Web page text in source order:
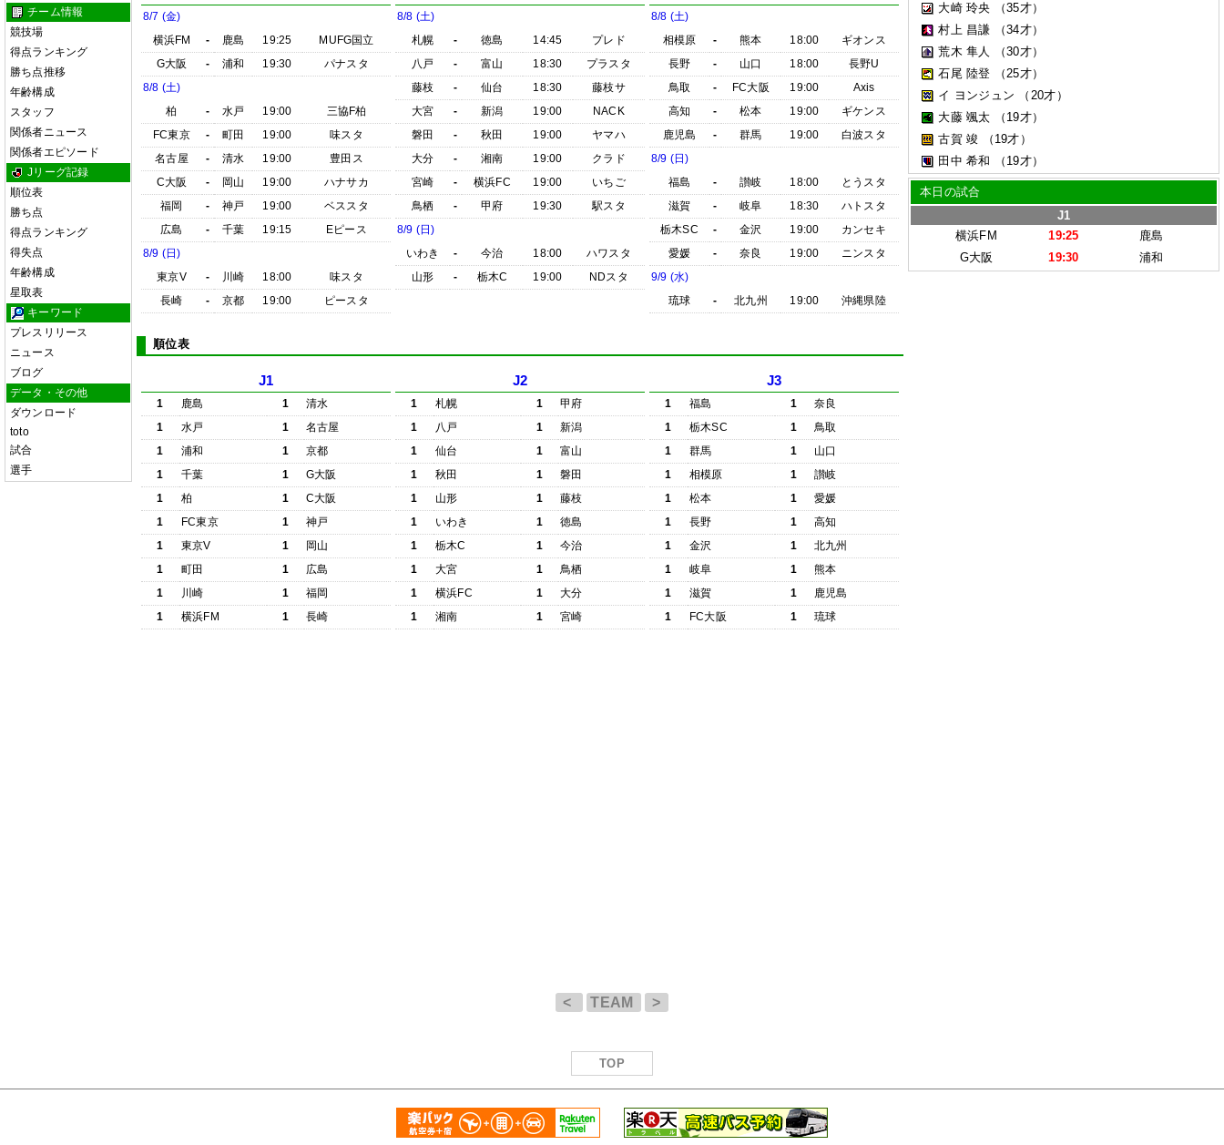
チーム情報
競技場
得点ランキング
勝ち点推移
年齢構成
スタッフ
関係者ニュース
関係者エピソード
Jリーグ記録
順位表
勝ち点
得点ランキング
得失点
年齢構成
星取表
キーワード
プレスリリース
ニュース
ブログ
データ・その他
ダウンロード
toto
試合
選手
8/7 (金)
横浜FM
- 鹿島 19:25
MUFG国立
G大阪
- 浦和 19:30
パナスタ
8/8 (土)
柏
- 水戸 19:00
三協F柏
FC東京
- 町田 19:00
味スタ
名古屋
- 清水 19:00
豊田ス
C大阪
- 岡山 19:00
ハナサカ
福岡
- 神戸 19:00
ベススタ
広島
- 千葉 19:15
Eピース
8/9 (日)
東京V
- 川崎 18:00
味スタ
長崎
- 京都 19:00 ピースタ
8/8 (土)
札幌
- 徳島 14:45
プレド
八戸
- 富山 18:30
プラスタ
藤枝
- 仙台 18:30
藤枝サ
大宮
- 新潟 19:00
NACK
磐田
- 秋田 19:00
ヤマハ
大分
- 湘南 19:00
クラド
宮崎
- 横浜FC 19:00
いちご
鳥栖
- 甲府 19:30
駅スタ
8/9 (日)
いわき
- 今治 18:00
ハワスタ
山形
- 栃木C 19:00 NDスタ
8/8 (土)
相模原
- 熊本 18:00
ギオンス
長野
- 山口 18:00
長野U
鳥取
- FC大阪 19:00
Axis
高知
- 松本 19:00
ギケンス
鹿児島
- 群馬 19:00
白波スタ
8/9 (日)
福島
- 讃岐 18:00
とうスタ
滋賀
- 岐阜 18:30
ハトスタ
栃木SC
- 金沢 19:00
カンセキ
愛媛
- 奈良 19:00
ニンスタ
9/9 (水)
琉球
- 北九州 19:00 沖縄県陸
順位表
J1
1 鹿島 1
清水
1
水戸 1
名古屋
1
浦和 1
京都
1
千葉 1
G大阪
1
柏 1
C大阪
1
FC東京 1
神戸
1
東京V 1
岡山
1
町田 1
広島
1
川崎 1
福岡
1
横浜FM 1 長崎
J2
1 札幌 1
甲府
1
八戸 1
新潟
1
仙台 1
富山
1
秋田 1
磐田
1
山形 1
藤枝
1
いわき 1
徳島
1
栃木C 1
今治
1
大宮 1
鳥栖
1
横浜FC 1
大分
1
湘南 1 宮崎
J3
1 福島 1
奈良
1
栃木SC 1
鳥取
1
群馬 1
山口
1
相模原 1
讃岐
1
松本 1
愛媛
1
長野 1
高知
1
金沢 1
北九州
1
岐阜 1
熊本
1
滋賀 1
鹿児島
1
FC大阪 1 琉球
大崎 玲央
（35才）
村上 昌謙
（34才）
荒木 隼人
（30才）
石尾 陸登
（25才）
イ ヨンジュン
（20才）
大藤 颯太
（19才）
古賀 竣
（19才）
田中 希和
（19才）
本日の試合
J1
横浜FM
19:25
鹿島
G大阪
19:30 浦和
< TEAM >
TOP